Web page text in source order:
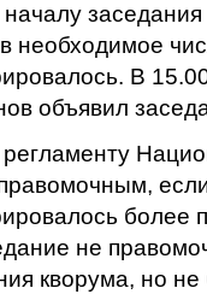
началу
необходимое
В
объявил
более
не
кворума, но